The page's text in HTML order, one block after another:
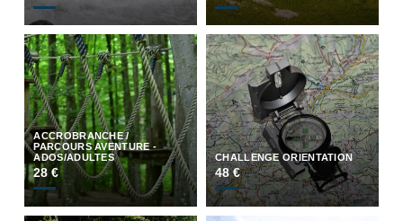
ACCROBRANCHE /
PARCOURS AVENTURE -
ADOS/ADULTES
28 €
CHALLENGE ORIENTATION
48 €